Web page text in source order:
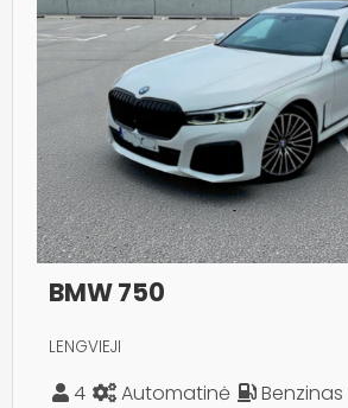
BMW 750
LENGVIEJI
4 Automatinė Benzinas